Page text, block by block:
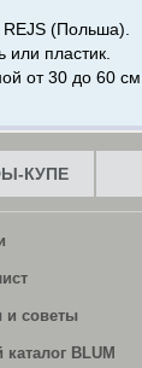
(Польша).
или пластик.
от 30 до 60 см.
КУПЕ
и советы
BLUM